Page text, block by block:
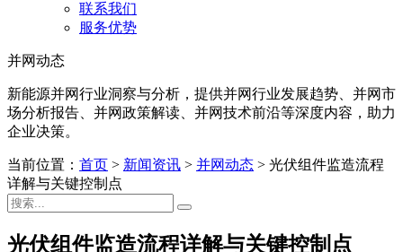
联系我们
服务优势
并网动态
新能源并网行业洞察与分析，提供并网行业发展趋势、并网市
场分析报告、并网政策解读、并网技术前沿等深度内容，助力
企业决策。
当前位置： 首页 > 新闻资讯 > 并网动态 > 光伏组件监造流程
详解与关键控制点
光伏组件监造流程详解与关键控制点